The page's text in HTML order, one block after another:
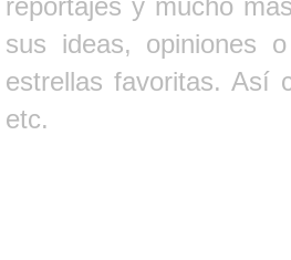
sus ideas, opiniones
estrellas favoritas. Así
etc.